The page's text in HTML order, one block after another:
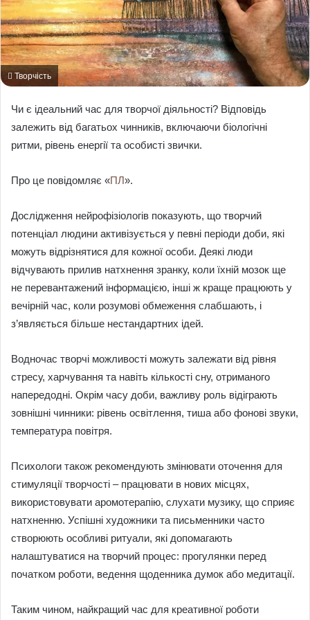
Творчість
Чи є ідеальний час для творчої діяльності? Відповідь
залежить від багатьох чинників, включаючи біологічні
ритми, рівень енергії та особисті звички.
Про це повідомляє «ПЛ».
Дослідження нейрофізіологів показують, що творчий
потенціал людини активізується у певні періоди доби, які
можуть відрізнятися для кожної особи. Деякі люди
відчувають прилив натхнення зранку, коли їхній мозок ще
не перевантажений інформацією, інші ж краще працюють у
вечірній час, коли розумові обмеження слабшають, і
з’являється більше нестандартних ідей.
Водночас творчі можливості можуть залежати від рівня
стресу, харчування та навіть кількості сну, отриманого
напередодні. Окрім часу доби, важливу роль відіграють
зовнішні чинники: рівень освітлення, тиша або фонові звуки,
температура повітря.
Психологи також рекомендують змінювати оточення для
стимуляції творчості – працювати в нових місцях,
використовувати аромотерапію, слухати музику, що сприяє
натхненню. Успішні художники та письменники часто
створюють особливі ритуали, які допомагають
налаштуватися на творчий процес: прогулянки перед
початком роботи, ведення щоденника думок або медитації.
Таким чином, найкращий час для креативної роботи